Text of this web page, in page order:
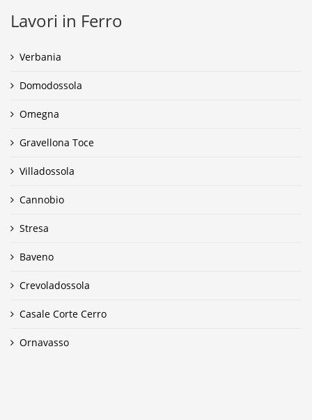
Lavori in Ferro
Verbania
Domodossola
Omegna
Gravellona Toce
Villadossola
Cannobio
Stresa
Baveno
Crevoladossola
Casale Corte Cerro
Ornavasso